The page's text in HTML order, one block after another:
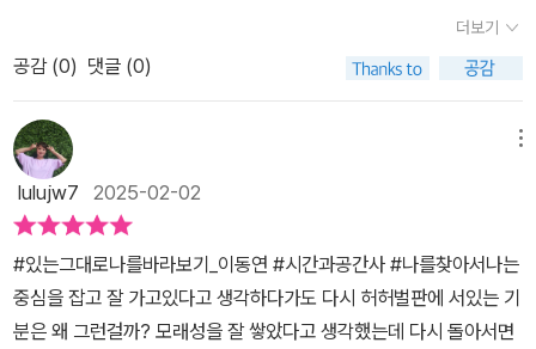
게 희망의 주문을 불어넣곤 하는데 이게 바로 자기암시입니다. 악마
와도 같은 권리금 사기 노파는 제 자식이나 자신처럼 남들도 인생을
망치길 바라는 비뚤어진 마음으로 타인에게 실패의 암시를 걸지만 그
서투른 수완으로 뭐가 잘 될 리 없습니다. 영어 속담에 live and let li
ve라는 게 있습니다. 나도 살고 남들도 각자의 방식대로 잘 살게 하려
는 마음을 품어야 사리에 맞다는 뜻입니다. p284에 나오는 순례자처
럼 열린 마음을 가져야 모두가 상생하며 이런 현인을 알아본 성주 역
시도 비상한 인물입니다. 순리를 거스르지 않는 바른 의사력(意思
力. p293)이야말로 짧게 지상에 머물다 가는 우리 모두가 가져야 할
자질입니다.
는 방법, 그리고 행복과 기쁨에 관한 에피소드를 전달한다. 삶에 대한
관점의 변화와 내면을 바로 보는 소중한 시간이 곧 자신을 찾아가는
길임을 인지한다. 특히 빨리 여과하기, 상황과 사건을 분리하기, 간절
히 원하기, 마음 비우기, 아낌없이 나누어주기, 있는 그대로 만족하기,
깊이 몰입하기, 자주 멈춰서기, 저자가 소개하는 자신을 사랑하는 여
덟 가지 방법은 행복을 찾는 것은 물론 인생을 풍요롭게 하는 지혜가
가득하다. ‘나 자신에게 행복해질 필요가 없다고 설득한 그날부터 내
겐 행복이 깃들길 시작했다.’ 프랑스 소설가 앙드레 지드의 말이다. 우
린 과거의 근심이나 미래의 걱정을 현재에 놓고 무수한 갈등과 번민
을 거듭한다. 행복은 살아있다는 자체에 대한 느낌이지 목표를 달성
관리법도 없을 것이다. 때로는 자기 자신에 대한 사랑과 함께 있는 그
대로의 나를 받아들이는 과정에서 어른이 되거나 성장, 성숙의 가치
께 참고해야 하는 부분일 것이다.​더 이상 어린이, 청소년도 아니며 그
시기의 마인드와 멘탈로 나이를 먹어 갈 수도 없는 현실이라면 결국
그 해답과 변화, 성장의 시간은 자기 자신에게 있다는 점을 반드시 짚
고 넘어가야 할 것이다. <있는 그대로 나를 바라보기> 이 책도 이런
보편적 가치를 통해 조언하고 있는 에세이북으로 어려운 의미보다는
누구에게나 중요하며 또 해당되는 부분을 중심으로 한 소개가 인상적
인 책이다. 서로 다른 상황과 환경이 마주하고 있겠지만 그럼에도 우
모두는 행복해질 수 있고 행복한 사람이라는 사실을 잊지마라라는 메
시지를 전달합니다.우리는 행복해지려고 노력하지만 결심과 후회, 또
다시 결심과 후회를 반복하면서 인생을 낭비할 수 없습니다.사실 인
생의 모든 해답은 그리 복잡하지 않습니다. 우리는 감정과 이성이 의
지를 지배해야 한다고 생각하지만 그 반대가 되어야 합니다.의지로
감정과 이성을 지배해야 합니다. 우리는 마음을 비우고 살라는 말을
많이 듣습니다.이것은 특수성을 버리고 자기 자신에게로 돌아가라는
뜻이고 마음을 비웠다는 것은 과거의 상처나 불쾌함에 끌려다니지 않
습니다.오로지 자신의 의지대로 마음을 다스실 수 있는 상태를 말합
니다. 마음을 비우면 매사에 순리대로 풀리고 가치 있는 선택을 할 수
더보기
공감 (0) 댓글 (0)
lulujw7 2025-02-02
#있는그대로나를바라보기_이동연 #시간과공간사 #나를찾아서나는
중심을 잡고 잘 가고있다고 생각하다가도 다시 허허벌판에 서있는 기
분은 왜 그런걸까? 모래성을 잘 쌓았다고 생각했는데 다시 돌아서면